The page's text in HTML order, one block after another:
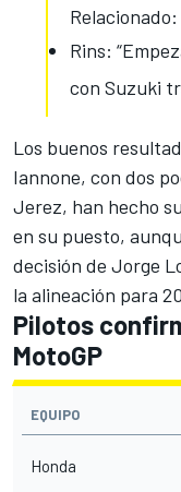
Relacionado:
Rins:
con Suzuki
Los buenos
Iannone, con dos
Jerez, han hecho
en su puesto,
decisión de Jorge
la alineación para
Pilotos
MotoGP
EQUIPO
Honda